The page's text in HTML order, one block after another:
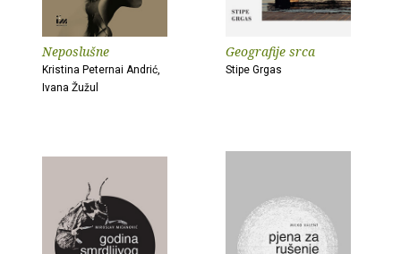
Neposlušne
Kristina Peternai Andrić,
Ivana Žužul
Geografije srca
Stipe Grgas